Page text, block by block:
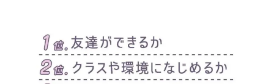
バックナンバー
INFORMATION
Seventeen について